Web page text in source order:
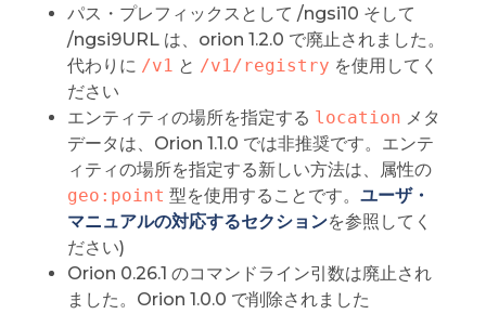
パス・プレフィックスとして /ngsi10 そして
/ngsi9URL は、orion 1.2.0 で廃止されました。
代わりに /v1 と /v1/registry を使用してく
ださい
エンティティの場所を指定する location メタ
データは、Orion 1.1.0 では非推奨です。エンテ
ィティの場所を指定する新しい方法は、属性の
geo:point 型を使用することです。 ユーザ・
マニュアルの対応するセクションを参照してく
ださい)
Orion 0.26.1 のコマンドライン引数は廃止され
ました。Orion 1.0.0 で削除されました